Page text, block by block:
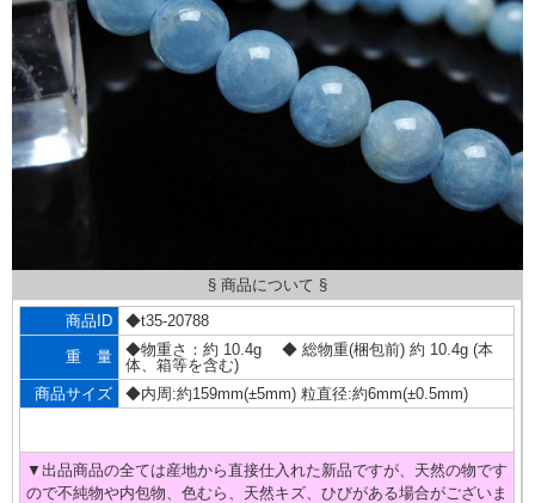
§ 商品について §
商品ID
◆t35-20788
重 量
◆物重さ：約 10.4g ◆ 総物重(梱包前) 約 10.4g (本
体、箱等を含む)
商品サイズ
◆内周:約159mm(±5mm) 粒直径:約6mm(±0.5mm)
▼出品商品の全ては産地から直接仕入れた新品ですが、天然の物です
ので不純物や内包物、色むら、天然キズ、ひびがある場合がございま